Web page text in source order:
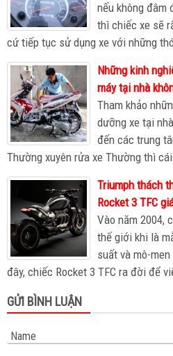
nếu không đâm
thì chiếc xe sẽ
cứ tiếp tục sử dụng xe với những
Những kinh
máy tại nhà
Tham khảo
dưỡng xe tại
đến các trung
Thường xuyên rửa xe Thường thì
Triumph thách
Rocket 3 TFC
Vào năm 2004,
thế giới khi là
suất và mô-
đây, chiếc Rocket 3 TFC ra đời để
GỬI BÌNH LUẬN
Name